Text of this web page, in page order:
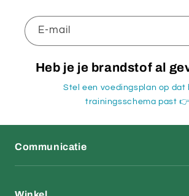
E‑mail
Heb je je brandstof al
Stel een voedingsplan op dat
trainingsschema past 👉
Communicatie